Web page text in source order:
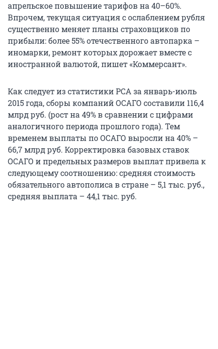
апрельское повышение тарифов на 40–60%.
Впрочем, текущая ситуация с ослаблением рубля
существенно меняет планы страховщиков по
прибыли: более 55% отечественного автопарка –
иномарки, ремонт которых дорожает вместе с
иностранной валютой, пишет «Коммерсант».
Как следует из статистики РСА за январь-июль
2015 года, сборы компаний ОСАГО составили 116,4
млрд руб. (рост на 49% в сравнении с цифрами
аналогичного периода прошлого года). Тем
временем выплаты по ОСАГО выросли на 40% –
66,7 млрд руб. Корректировка базовых ставок
ОСАГО и предельных размеров выплат привела к
следующему соотношению: средняя стоимость
обязательного автополиса в стране – 5,1 тыс. руб.,
средняя выплата – 44,1 тыс. руб.